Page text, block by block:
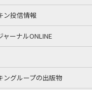
ン投信情報
ャーナルONLINE
ングループの出版物